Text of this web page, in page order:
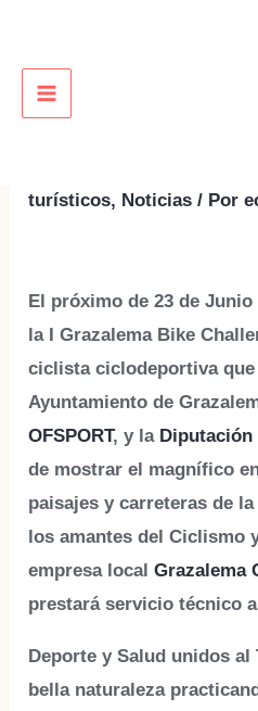
contenido
MAIN
Grazalema,
turísticos, Noticias / Por
El próximo de 23 de
la I Grazalema Bike
ciclista ciclodeportiva
Ayuntamiento de
OFSPORT, y la Diputación
de mostrar el magnífico
paisajes y carreteras de
losamantes del Ciclismo
empresa localGrazalema
prestará servicio técnico
Deporte y Salud unidos
bella naturaleza